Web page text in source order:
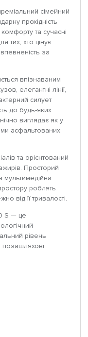
сімейний
прохідність
та сучасні
тих, хто цінує
за
впізнаваним
елегантні лінії,
силует
до будь-яких
виглядає як у
асфальтованих
та орієнтований
Просторий
мультимедійна
роблять
від її тривалості.
S — це
рівень
позашляхові